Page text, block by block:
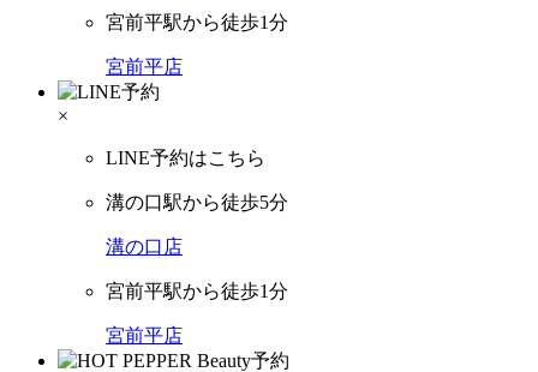
宮前平駅から徒歩1分
宮前平店
×
LINE予約はこちら
溝の口駅から徒歩5分
溝の口店
宮前平駅から徒歩1分
宮前平店